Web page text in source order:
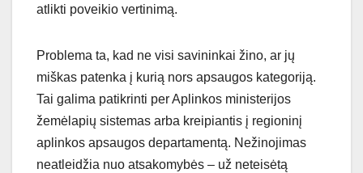
atlikti poveikio vertinimą.
Problema ta, kad ne visi savininkai žino, ar jų
miškas patenka į kurią nors apsaugos kategoriją.
Tai galima patikrinti per Aplinkos ministerijos
žemėlapių sistemas arba kreipiantis į regioninį
aplinkos apsaugos departamentą. Nežinojimas
neatleidžia nuo atsakomybės – už neteisėtą